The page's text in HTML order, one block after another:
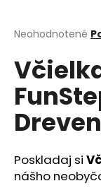
Priemerné
produktu
je
0,0
5
hviezdičiek.
Neohodnotené
Poskladaj si
nášho
j
ť
?